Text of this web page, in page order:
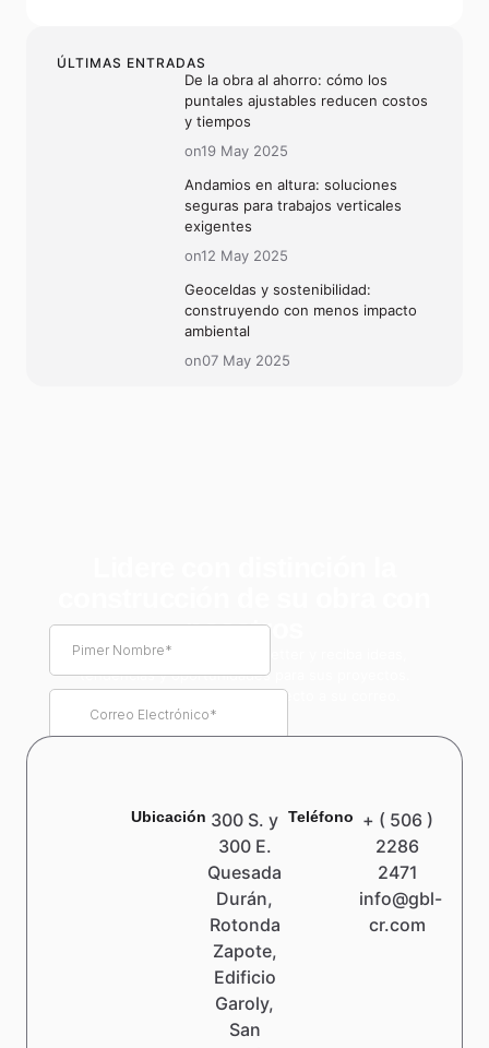
ÚLTIMAS ENTRADAS
De la obra al ahorro: cómo los
puntales ajustables reducen costos
y tiempos
on19 May 2025
Andamios en altura: soluciones
seguras para trabajos verticales
exigentes
on12 May 2025
Geoceldas y sostenibilidad:
construyendo con menos impacto
ambiental
on07 May 2025
nosotros
Suscríbase a nuestro newsletter y reciba ideas,
tendencias y oportunidades para sus proyectos.
Información de valor real, directo a su correo.
Ubicación 300 S. y
300 E.
Quesada
Durán,
Rotonda
Zapote,
Edificio
Garoly,
San
Teléfono
+ ( 506 )
2286
2471
info@gbl-
cr.com